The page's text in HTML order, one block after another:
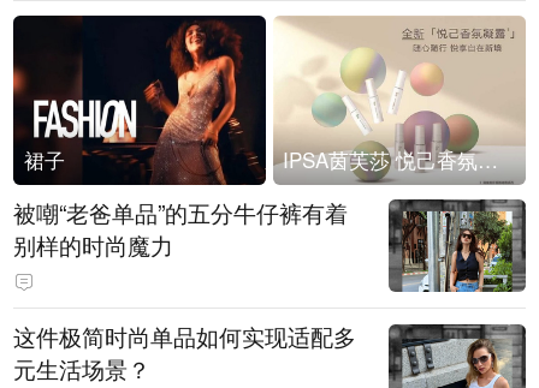
裙子 IPSA茵芙莎 悦己香氛凝露上市
被嘲“老爸单品”的五分牛仔裤有着
别样的时尚魔力
这件极简时尚单品如何实现适配多
元生活场景？